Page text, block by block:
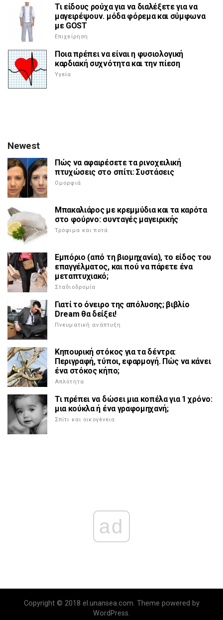
Τι είδους ρούχα για να διαλέξετε για να
μαγειρέψουν. μόδα φόρεμα και σύμφωνα
με GOST
Επιχείρηση
Ποια πρέπει να είναι η φυσιολογική
καρδιακή συχνότητα και την πίεση
Υγεία
Newest
Πώς να αφαιρέσετε τα ρινοχειλική
πτυχώσεις στο σπίτι: Συστάσεις
Ομορφιά
Μπακαλιάρος με κρεμμύδια και τα καρότα
στο φούρνο: συνταγές μαγειρικής
Τρόφιμα και ποτά
Εμπόριο (από τη βιομηχανία), το είδος του
επαγγέλματος, και πού να πάρετε ένα
μεταπτυχιακό;
Σταδιοδρομία
Γιατί το όνειρο της απόλυσης; βιβλίο
Dream θα δείξει!
Πνευματική ανάπτυξη
Κηπουρική στόκος για τα δέντρα:
Περιγραφή, τύποι, εφαρμογή. Πώς να κάνει
ένα στόκος κήπο;
Απλότητα
Τι πρέπει να δώσει μια κοπέλα για 1 χρόνο:
μια κούκλα ή ένα γραφομηχανή;
Σπίτι και οικογένεια
ad
Copyright © 2018 el.unansea.com. Theme powered by
WordPress.